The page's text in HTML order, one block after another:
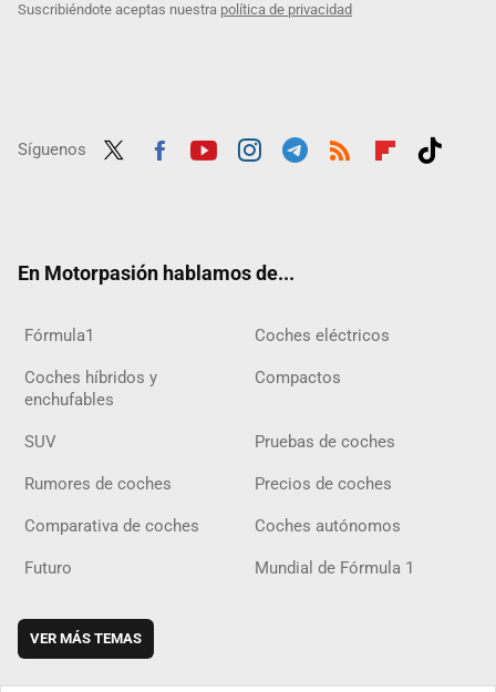
Suscribiéndote aceptas nuestra política de privacidad
Síguenos
En Motorpasión hablamos de...
Fórmula1 Coches eléctricos
Coches híbridos y
enchufables
Compactos
SUV Pruebas de coches
Rumores de coches Precios de coches
Comparativa de coches Coches autónomos
Futuro Mundial de Fórmula 1
VER MÁS TEMAS